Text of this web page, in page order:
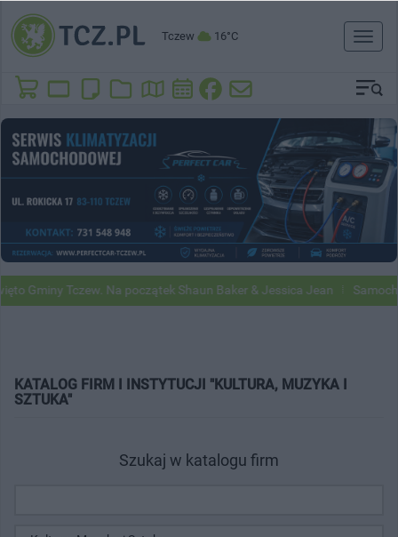
Tczew 16°C
Toggle
Gminy Tczew. Na początek Shaun Baker & Jessica Jean
KATALOG FIRM I INSTYTUCJI "KULTURA, MUZYKA I
SZTUKA"
Szukaj w katalogu firm